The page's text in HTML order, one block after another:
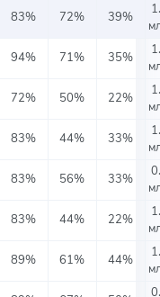
83% 72% 39%
94% 71% 35%
72% 50% 22%
83% 44% 33%
83% 56% 33%
83% 44% 22%
89% 61% 44%